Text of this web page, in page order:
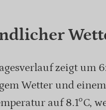
zeigt um
Wetter und
auf 8.1°C,